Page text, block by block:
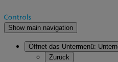
Show main navigation
Öffnet das Untermenü:
Zurück